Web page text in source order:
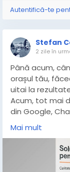
În paralel,
confirmă un
îl văd frecvent
phishing și
tehnice
falsificate
companii reale
aproape
Rezultatul
increderii și
săptămâni.
Pentru o firmă
departament
invizibile până
Autentifică-te
Stefan
2 zile în
Până acum,
orașul tău,
uitai la
Acum, tot mai
din Google,
gata format,
Nu mai intri pe
https://
sa-
Mai mult